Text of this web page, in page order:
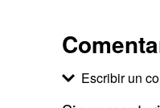
restaurante;
Mari sufre una
Escribir un